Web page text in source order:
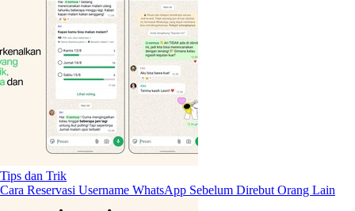
Tips dan Trik
Cara Reservasi Username WhatsApp Sebelum Direbut Orang Lain